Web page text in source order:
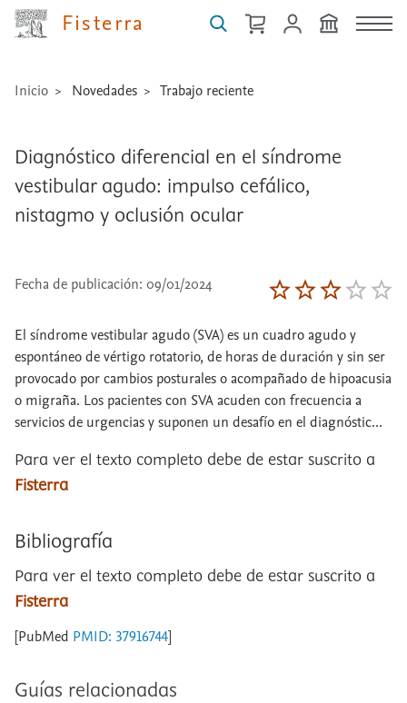
Fisterra
Inicio Novedades Trabajo reciente
Diagnóstico diferencial en el síndrome
vestibular agudo: impulso cefálico,
nistagmo y oclusión ocular
Fecha de publicación: 09/01/2024
El síndrome vestibular agudo (SVA) es un cuadro agudo y
espontáneo de vértigo rotatorio, de horas de duración y sin ser
provocado por cambios posturales o acompañado de hipoacusia
o migraña. Los pacientes con SVA acuden con frecuencia a
servicios de urgencias y suponen un desafío en el diagnóstic...
Para ver el texto completo debe de estar suscrito a
Fisterra
Bibliografía
Para ver el texto completo debe de estar suscrito a
Fisterra
[PubMed PMID: 37916744]
Guías relacionadas